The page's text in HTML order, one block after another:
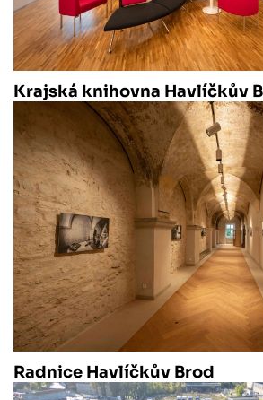
Krajská knihovna Havlíčkův
Radnice Havlíčkův Brod